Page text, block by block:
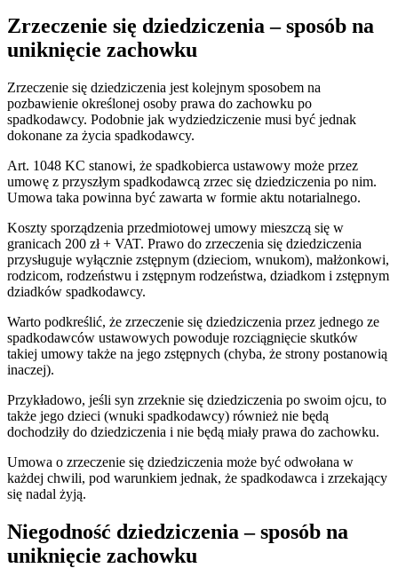
Zrzeczenie się dziedziczenia – sposób na
uniknięcie zachowku
Zrzeczenie się dziedziczenia jest kolejnym sposobem na
pozbawienie określonej osoby prawa do zachowku po
spadkodawcy. Podobnie jak wydziedziczenie musi być jednak
dokonane za życia spadkodawcy.
Art. 1048 KC stanowi, że spadkobierca ustawowy może przez
umowę z przyszłym spadkodawcą zrzec się dziedziczenia po nim.
Umowa taka powinna być zawarta w formie aktu notarialnego.
Koszty sporządzenia przedmiotowej umowy mieszczą się w
granicach 200 zł + VAT. Prawo do zrzeczenia się dziedziczenia
przysługuje wyłącznie zstępnym (dzieciom, wnukom), małżonkowi,
rodzicom, rodzeństwu i zstępnym rodzeństwa, dziadkom i zstępnym
dziadków spadkodawcy.
Warto podkreślić, że zrzeczenie się dziedziczenia przez jednego ze
spadkodawców ustawowych powoduje rozciągnięcie skutków
takiej umowy także na jego zstępnych (chyba, że strony postanowią
inaczej).
Przykładowo, jeśli syn zrzeknie się dziedziczenia po swoim ojcu, to
także jego dzieci (wnuki spadkodawcy) również nie będą
dochodziły do dziedziczenia i nie będą miały prawa do zachowku.
Umowa o zrzeczenie się dziedziczenia może być odwołana w
każdej chwili, pod warunkiem jednak, że spadkodawca i zrzekający
się nadal żyją.
Niegodność dziedziczenia – sposób na
uniknięcie zachowku